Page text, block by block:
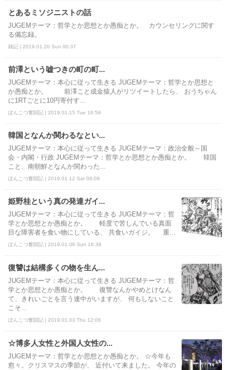
とあるミソジニストの話
JUGEMテーマ：哲学とか思想とか愚痴とか。 カウンセリングに関す
る備忘録。
雑記 | 2019.01.20 Sun 00:37
前澤という嘘つきの町の町...
JUGEMテーマ：本心に従って生きる JUGEMテーマ：哲学とか思想と
か愚痴とか。 前澤こと成金猿人がリツイートしたら、 おうちゃん
に1RTごとに10円寄付す...
ぽんこつ奮闘記 | 2019.01.15 Tue 16:59
韓国となんか関わるなとい...
JUGEMテーマ：本心に従って生きる JUGEMテーマ：政治全般～国
会・内閣・行政 JUGEMテーマ：哲学とか思想とか愚痴とか。 韓国
こと、南朝鮮となんか関わった...
ぽんこつ奮闘記 | 2019.01.12 Sat 09:08
姫野桂という真の発達ガイ...
JUGEMテーマ：本心に従って生きる JUGEMテーマ：哲
学とか思想とか愚痴とか。 軽度で苦しんでいる真面
目な障害者を食い物にしている、 共食いガイジ。 重...
ぽんこつ奮闘記 | 2019.01.06 Sun 16:38
復讐は結構多くの物を生ん...
JUGEMテーマ：本心に従って生きる JUGEMテーマ：哲
学とか思想とか愚痴とか。 復讐なんかやめとけなん
て、きれいごとを言う連中がいますが、 何もしないこと
こそ...
ぽんこつ奮闘記 | 2019.01.03 Thu 12:06
☆博多人女性と外国人女性の...
JUGEMテーマ：哲学とか思想とか愚痴とか。 ☆今年も
愈々。クリスマスの季節が、 近付いて来ました。 今年の